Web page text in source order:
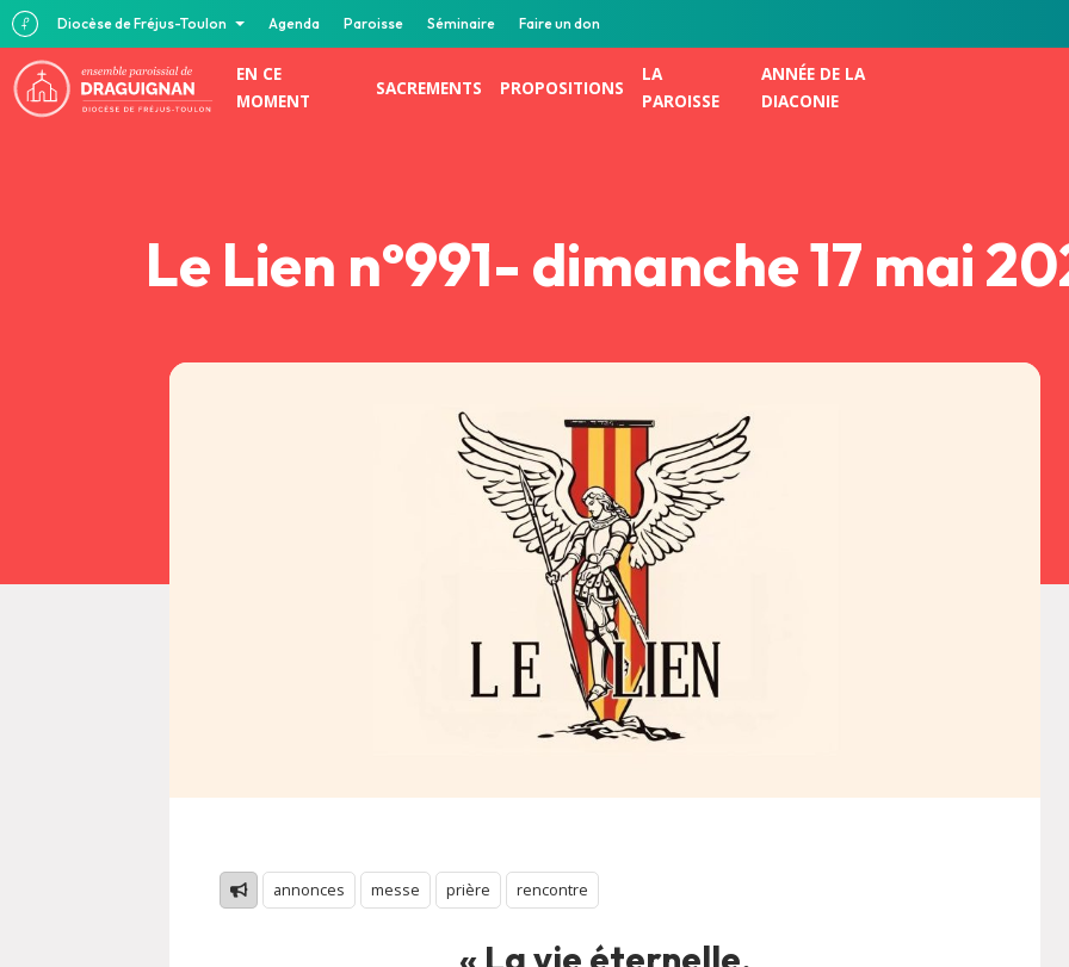
Diocèse de Fréjus-Toulon Agenda Paroisse Séminaire Faire un don
EN CE
MOMENT
SACREMENTS PROPOSITIONS
LA
PAROISSE
ANNÉE DE LA
DIACONIE
Le Lien n°991- dimanche 17 mai
annonces messe prière rencontre